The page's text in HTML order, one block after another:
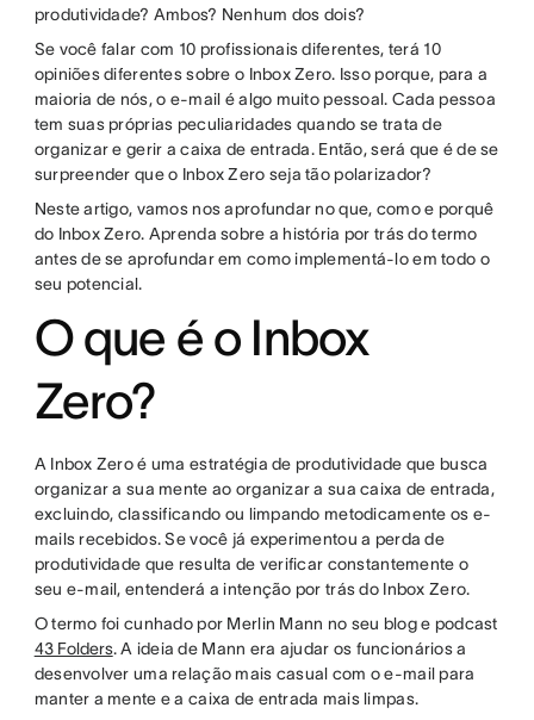
produtividade? Ambos? Nenhum dos dois?
Se você falar com 10 profissionais diferentes, terá 10
opiniões diferentes sobre o Inbox Zero. Isso porque, para a
maioria de nós, o e-mail é algo muito pessoal. Cada pessoa
tem suas próprias peculiaridades quando se trata de
organizar e gerir a caixa de entrada. Então, será que é de se
surpreender que o Inbox Zero seja tão polarizador?
Neste artigo, vamos nos aprofundar no que, como e porquê
do Inbox Zero. Aprenda sobre a história por trás do termo
antes de se aprofundar em como implementá-lo em todo o
seu potencial.
O que é o Inbox
Zero?
A Inbox Zero é uma estratégia de produtividade que busca
organizar a sua mente ao organizar a sua caixa de entrada,
excluindo, classificando ou limpando metodicamente os e-
mails recebidos. Se você já experimentou a perda de
produtividade que resulta de verificar constantemente o
seu e-mail, entenderá a intenção por trás do Inbox Zero.
O termo foi cunhado por Merlin Mann no seu blog e podcast
43 Folders. A ideia de Mann era ajudar os funcionários a
desenvolver uma relação mais casual com o e-mail para
manter a mente e a caixa de entrada mais limpas.